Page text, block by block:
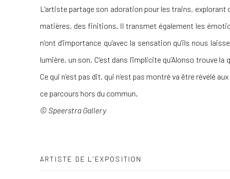
L’artiste partage son adoration pour les trains, explorant
matières, des finitions. Il transmet également les
n’ont d’importance qu’avec la sensation qu’ils nous
lumière, un son. C’est dans l’implicite qu’Alonso trouve
Ce qui n’est pas dit, qui n’est pas montré va être révélé
ce parcours hors du commun.
© Speerstra Gallery
ARTISTE DE L'EXPOSITION